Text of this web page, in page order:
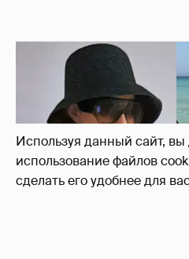
Используя данный сайт, вы
использование файлов
сделать его удобнее для